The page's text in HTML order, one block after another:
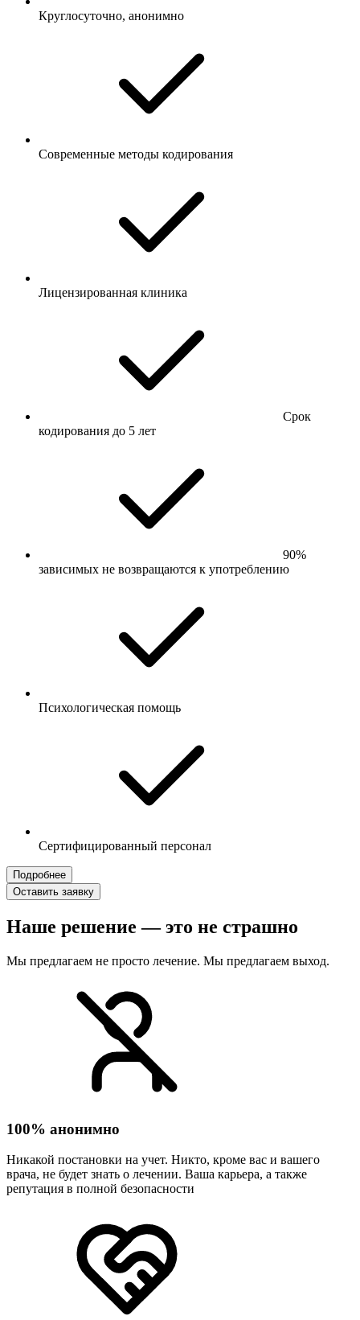
Круглосуточно, анонимно
Современные методы кодирования
Лицензированная клиника
Срок
кодирования до 5 лет
90%
зависимых не возвращаются к употреблению
Психологическая помощь
Сертифицированный персонал
Подробнее
Оставить заявку
Наше решение — это не страшно
Мы предлагаем не просто лечение. Мы предлагаем выход.
100% анонимно
Никакой постановки на учет. Никто, кроме вас и вашего
врача, не будет знать о лечении. Ваша карьера, а также
репутация в полной безопасности